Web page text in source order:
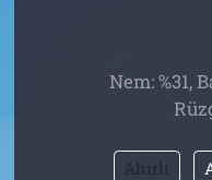
Nem: %31,
Ahırlı